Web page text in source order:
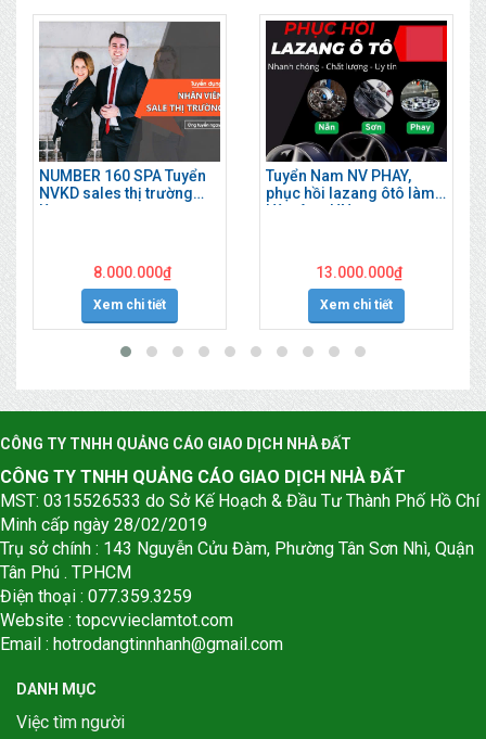
NUMBER 160 SPA Tuyển
NVKD sales thị trường
làm ngay
8.000.000₫
Xem chi tiết
Tuyển Nam NV PHAY,
phục hồi lazang ôtô làm
Hà Đông HN
13.000.000₫
Xem chi tiết
CÔNG TY TNHH QUẢNG CÁO GIAO DỊCH NHÀ ĐẤT
CÔNG TY TNHH QUẢNG CÁO GIAO DỊCH NHÀ ĐẤT
MST: 0315526533 do Sở Kế Hoạch & Đầu Tư Thành Phố Hồ Chí
Minh cấp ngày 28/02/2019
Trụ sở chính : 143 Nguyễn Cửu Đàm, Phường Tân Sơn Nhì, Quận
Tân Phú . TPHCM
Điện thoại : 077.359.3259
Website : topcvvieclamtot.com
Email : hotrodangtinnhanh@gmail.com
DANH MỤC
Việc tìm người